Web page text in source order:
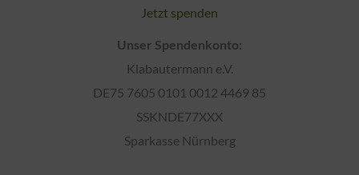
Jetzt spenden
Unser Spendenkonto:
Klabautermann e.V.
DE75 7605 0101 0012 4469 85
SSKNDE77XXX
Sparkasse Nürnberg